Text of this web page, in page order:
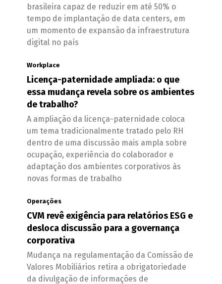
brasileira capaz de reduzir em até 50% o
tempo de implantação de data centers, em
um momento de expansão da infraestrutura
digital no país
Workplace
Licença-paternidade ampliada: o que
essa mudança revela sobre os ambientes
de trabalho?
A ampliação da licença-paternidade coloca
um tema tradicionalmente tratado pelo RH
dentro de uma discussão mais ampla sobre
ocupação, experiência do colaborador e
adaptação dos ambientes corporativos às
novas formas de trabalho
Operações
CVM revê exigência para relatórios ESG e
desloca discussão para a governança
corporativa
Mudança na regulamentação da Comissão de
Valores Mobiliários retira a obrigatoriedade
da divulgação de informações de